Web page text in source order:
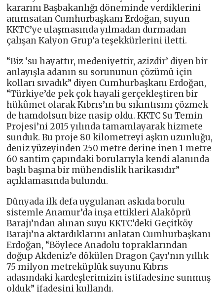
kararını Başbakanlığı döneminde verdiklerini
anımsatan Cumhurbaşkanı Erdoğan, suyun
KKTC’ye ulaşmasında yılmadan durmadan
çalışan Kalyon Grup’a teşekkürlerini iletti.
“Biz ‘su hayattır, medeniyettir, azizdir’ diyen bir
anlayışla adanın su sorununun çözümü için
kolları sıvadık” diyen Cumhurbaşkanı Erdoğan,
“Türkiye’de pek çok hayali gerçekleştiren bir
hükûmet olarak Kıbrıs’ın bu sıkıntısını çözmek
de hamdolsun bize nasip oldu. KKTC Su Temin
Projesi’ni 2015 yılında tamamlayarak hizmete
sunduk. Bu proje 80 kilometreyi aşkın uzunluğu,
deniz yüzeyinden 250 metre derine inen 1 metre
60 santim çapındaki borularıyla kendi alanında
başlı başına bir mühendislik harikasıdır”
açıklamasında bulundu.
Dünyada ilk defa uygulanan askıda borulu
sistemle Anamur’da inşa ettikleri Alaköprü
Barajı’ndan alınan suyu KKTC’deki Geçitköy
Barajı’na aktardıklarını anlatan Cumhurbaşkanı
Erdoğan, “Böylece Anadolu topraklarından
doğup Akdeniz’e dökülen Dragon Çayı’nın yıllık
75 milyon metreküplük suyunu Kıbrıs
adasındaki kardeşlerimizin istifadesine sunmuş
olduk” ifadesini kullandı.